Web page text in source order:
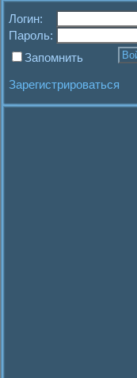
Логин:
Пароль:
Запомнить
Зарегистрироваться